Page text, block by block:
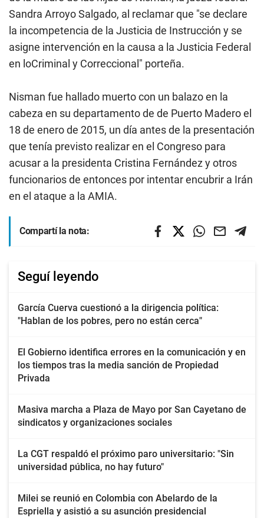
Sandra Arroyo Salgado, al reclamar que "se declare
la incompetencia de la Justicia de Instrucción y se
asigne intervención en la causa a la Justicia Federal
en loCriminal y Correccional" porteña.
Nisman fue hallado muerto con un balazo en la
cabeza en su departamento de de Puerto Madero el
18 de enero de 2015, un día antes de la presentación
que tenía previsto realizar en el Congreso para
acusar a la presidenta Cristina Fernández y otros
funcionarios de entonces por intentar encubrir a Irán
en el ataque a la AMIA.
Compartí la nota:
Seguí leyendo
García Cuerva cuestionó a la dirigencia política:
"Hablan de los pobres, pero no están cerca"
El Gobierno identifica errores en la comunicación y en
los tiempos tras la media sanción de Propiedad
Privada
Masiva marcha a Plaza de Mayo por San Cayetano de
sindicatos y organizaciones sociales
La CGT respaldó el próximo paro universitario: "Sin
universidad pública, no hay futuro"
Milei se reunió en Colombia con Abelardo de la
Espriella y asistió a su asunción presidencial